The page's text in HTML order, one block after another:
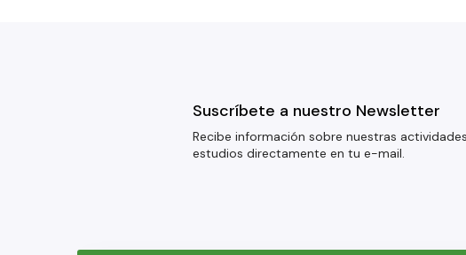
Suscríbete a nuestro Newsletter
Recibe información sobre nuestras
estudios directamente en tu e-mail.